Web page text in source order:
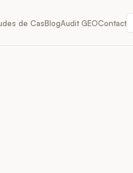
de CasBlogAudit GEOContact